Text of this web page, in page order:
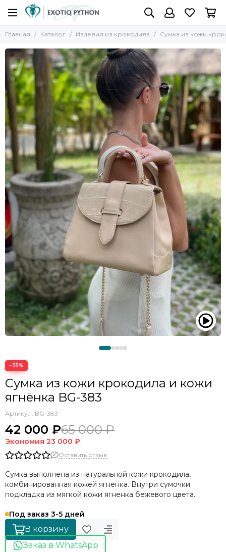
Главная Каталог Изделия из крокодила Сумка из кожи
−35%
Сумка из кожи крокодила и кожи
ягнёнка BG-383
Артикул: BG-383
42 000 ₽65 000 ₽
Экономия 23 000 ₽
Оставить отзыв
Сумка выполнена из натуральной кожи крокодила,
комбинированная кожей ягненка. Внутри сумочки
подкладка из мягкой кожи ягненка бежевого цвета.
Под заказ 3-5 дней
В корзину
Заказ в WhatsApp